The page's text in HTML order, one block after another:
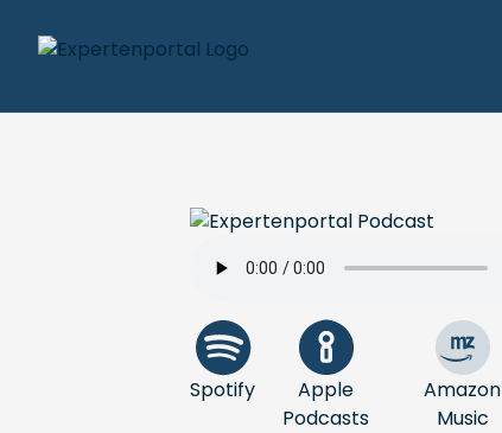
Spotify
Apple
Podcasts
Amazon
Music